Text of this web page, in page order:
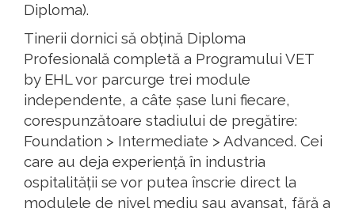
Diploma).
Tinerii dornici să obțină Diploma
Profesională completă a Programului VET
by EHL vor parcurge trei module
independente, a câte șase luni fiecare,
corespunzătoare stadiului de pregătire:
Foundation > Intermediate > Advanced. Cei
care au deja experiență în industria
ospitalității se vor putea înscrie direct la
modulele de nivel mediu sau avansat, fără a